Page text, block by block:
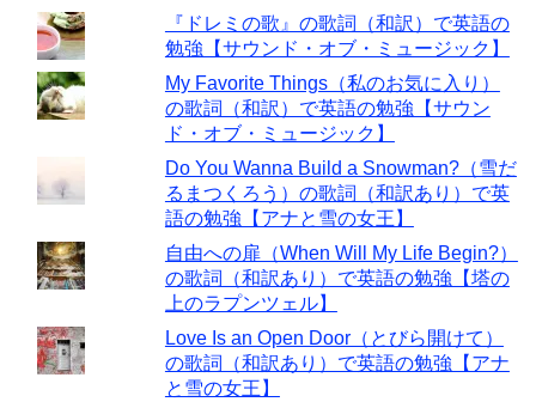
『ドレミの歌』の歌詞（和訳）で英語の
勉強【サウンド・オブ・ミュージック】
My Favorite Things（私のお気に入り）
の歌詞（和訳）で英語の勉強【サウン
ド・オブ・ミュージック】
Do You Wanna Build a Snowman?（雪だ
るまつくろう）の歌詞（和訳あり）で英
語の勉強【アナと雪の女王】
自由への扉（When Will My Life Begin?）
の歌詞（和訳あり）で英語の勉強【塔の
上のラプンツェル】
Love Is an Open Door（とびら開けて）
の歌詞（和訳あり）で英語の勉強【アナ
と雪の女王】